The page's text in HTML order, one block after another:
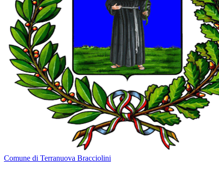
Comune di Terranuova Bracciolini